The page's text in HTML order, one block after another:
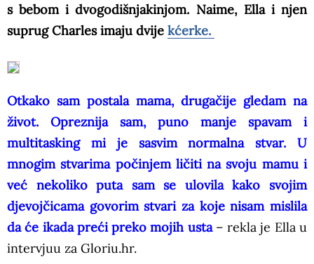
s bebom i dvogodišnjakinjom. Naime, Ella i njen
suprug Charles imaju dvije kćerke.
Otkako sam postala mama, drugačije gledam na
život. Opreznija sam, puno manje spavam i
multitasking mi je sasvim normalna stvar. U
mnogim stvarima počinjem ličiti na svoju mamu i
već nekoliko puta sam se ulovila kako svojim
djevojčicama govorim stvari za koje nisam mislila
da će ikada preći preko mojih usta– rekla je Ella u
intervjuu za Gloriu.hr.